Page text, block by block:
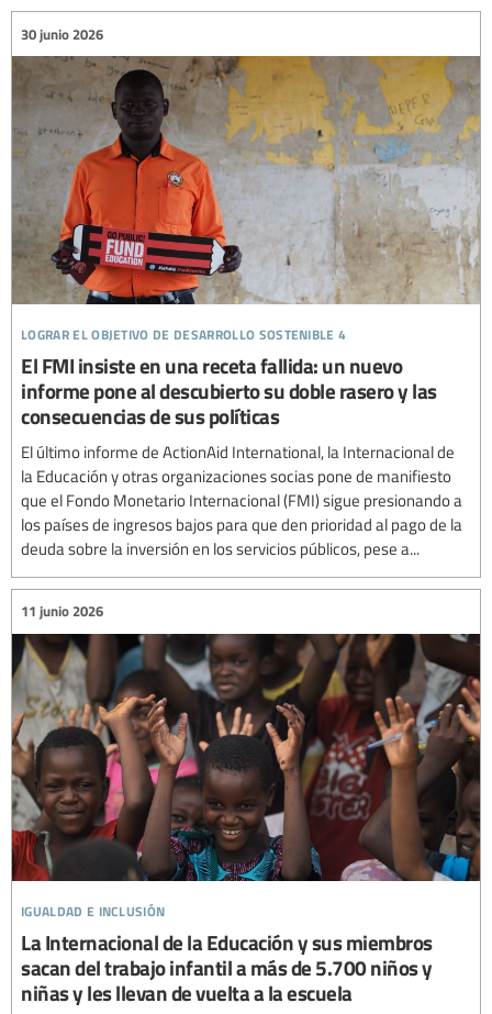
lograr el objetivo de desarrollo sostenible 4
30 junio 2026
El FMI insiste en una receta fallida: un nuevo
informe pone al descubierto su doble rasero y las
consecuencias de sus políticas
El último informe de ActionAid International, la Internacional de
la Educación y otras organizaciones socias pone de manifiesto
que el Fondo Monetario Internacional (FMI) sigue presionando a
los países de ingresos bajos para que den prioridad al pago de la
deuda sobre la inversión en los servicios públicos, pese a...
igualdad e inclusión
11 junio 2026
La Internacional de la Educación y sus miembros
sacan del trabajo infantil a más de 5.700 niños y
niñas y les llevan de vuelta a la escuela